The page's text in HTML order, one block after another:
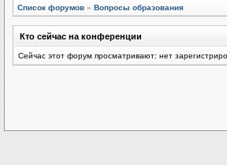
Список форумов » Вопросы образования
Кто сейчас на конференции
Сейчас этот форум просматривают: нет